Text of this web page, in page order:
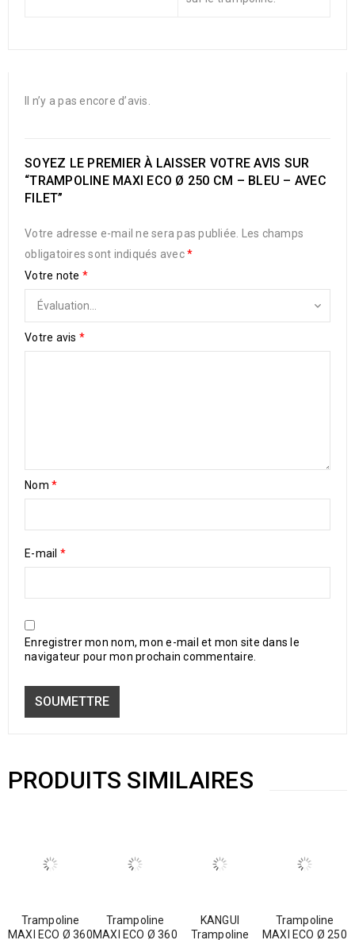
Il n’y a pas encore d’avis.
SOYEZ LE PREMIER À LAISSER VOTRE AVIS SUR
“TRAMPOLINE MAXI ECO Ø 250 CM – BLEU – AVEC
FILET”
Votre adresse e-mail ne sera pas publiée.
Les champs
obligatoires sont indiqués avec*
Votre note *
Votre avis *
Nom *
E-mail *
Enregistrer mon nom, mon e-mail et mon site dans le
navigateur pour mon prochain commentaire.
PRODUITS SIMILAIRES
Trampoline
MAXI ECO Ø 360
Trampoline
MAXI ECO Ø 360
KANGUI
Trampoline
Trampoline
MAXI ECO Ø 250